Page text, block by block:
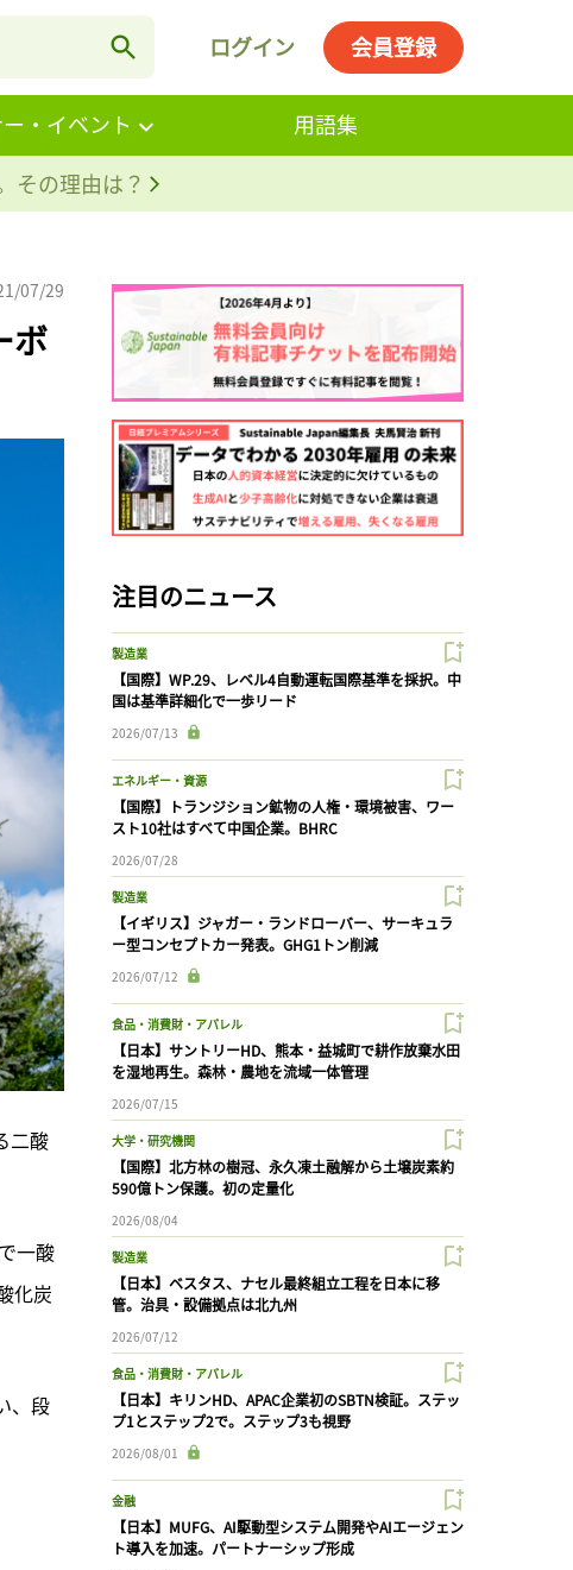
ログイン 会員登録
・イベント
用語集
その理由は？
07/29
ボ
二酸
一酸
化炭
、段
注目のニュース
製造業
【国際】WP.29、レベル4自動運転国際基準を採択。中
国は基準詳細化で一歩リード
2026/07/13
エネルギー・資源
【国際】トランジション鉱物の人権・環境被害、ワー
スト10社はすべて中国企業。BHRC
2026/07/28
製造業
【イギリス】ジャガー・ランドローバー、サーキュラ
ー型コンセプトカー発表。GHG1トン削減
2026/07/12
食品・消費財・アパレル
【日本】サントリーHD、熊本・益城町で耕作放棄水田
を湿地再生。森林・農地を流域一体管理
2026/07/15
大学・研究機関
【国際】北方林の樹冠、永久凍土融解から土壌炭素約
590億トン保護。初の定量化
2026/08/04
製造業
【日本】ベスタス、ナセル最終組立工程を日本に移
管。治具・設備拠点は北九州
2026/07/12
食品・消費財・アパレル
【日本】キリンHD、APAC企業初のSBTN検証。ステッ
プ1とステップ2で。ステップ3も視野
2026/08/01
金融
【日本】MUFG、AI駆動型システム開発やAIエージェン
ト導入を加速。パートナーシップ形成